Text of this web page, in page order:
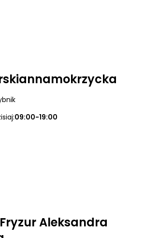
09:00-19:00
Aleksandra